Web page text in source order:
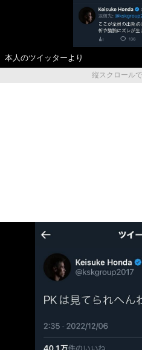
本人のツイッターより
縦スクロール